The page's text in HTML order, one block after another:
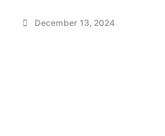
December 13, 2024